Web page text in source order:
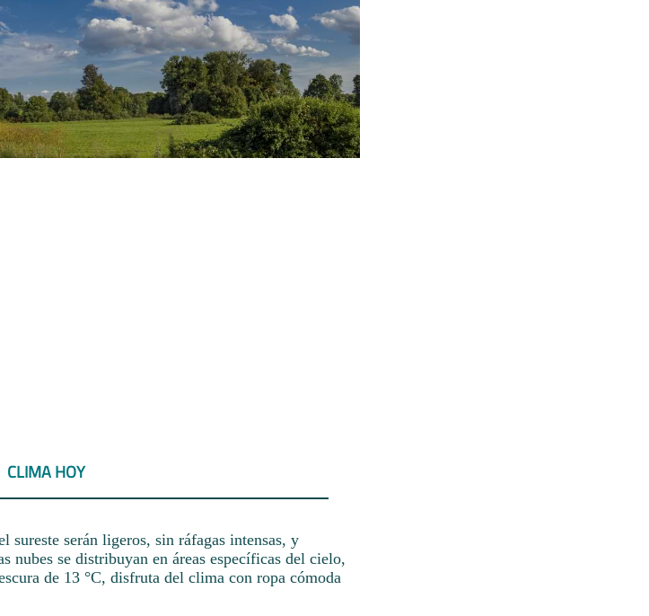
CLIMA HOY
serán ligeros, sin ráfagas intensas, y
nubes se distribuyan en áreas específicas del cielo,
de 13 °C, disfruta del clima con ropa cómoda